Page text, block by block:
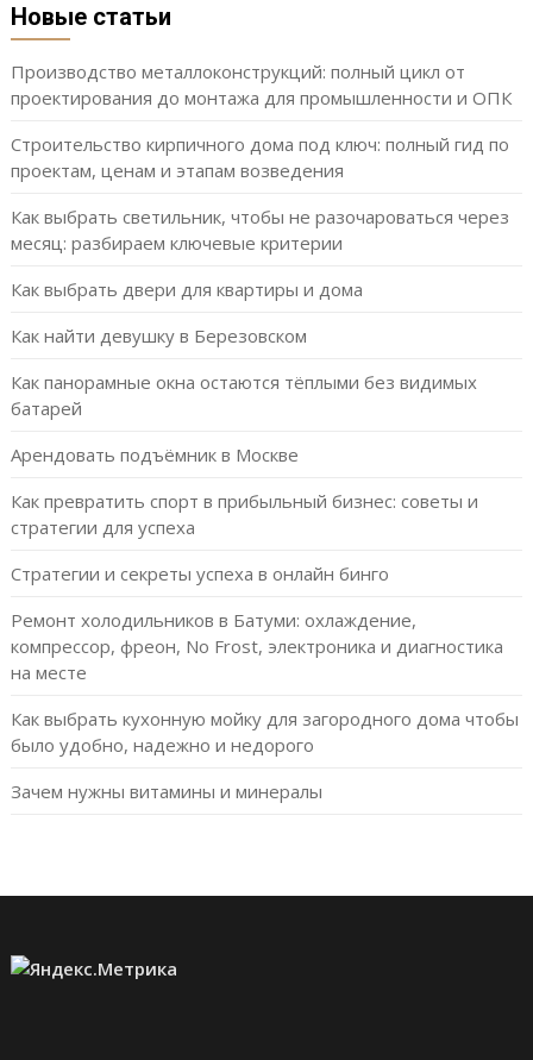
Новые статьи
Производство металлоконструкций: полный цикл от
проектирования до монтажа для промышленности и ОПК
Строительство кирпичного дома под ключ: полный гид по
проектам, ценам и этапам возведения
Как выбрать светильник, чтобы не разочароваться через
месяц: разбираем ключевые критерии
Как выбрать двери для квартиры и дома
Как найти девушку в Березовском
Как панорамные окна остаются тёплыми без видимых
батарей
Арендовать подъёмник в Москве
Как превратить спорт в прибыльный бизнес: советы и
стратегии для успеха
Стратегии и секреты успеха в онлайн бинго
Ремонт холодильников в Батуми: охлаждение,
компрессор, фреон, No Frost, электроника и диагностика
на месте
Как выбрать кухонную мойку для загородного дома чтобы
было удобно, надежно и недорого
Зачем нужны витамины и минералы